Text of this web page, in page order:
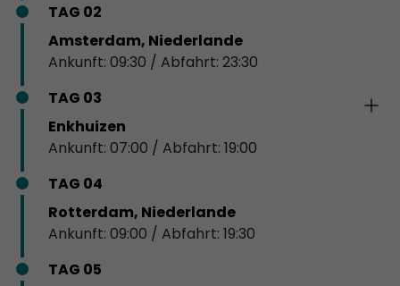
TAG 02
Amsterdam, Niederlande
Ankunft: 09:30 / Abfahrt: 23:30
TAG 03
Enkhuizen
Ankunft: 07:00 / Abfahrt: 19:00
TAG 04
Rotterdam, Niederlande
Ankunft: 09:00 / Abfahrt: 19:30
TAG 05